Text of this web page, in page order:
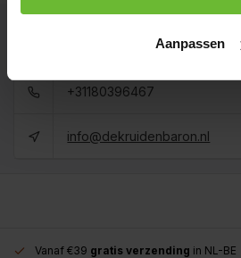
Aanpassen
Kunnen we je helpen?
+31180396467
info@dekruidenbaron.nl
Vanaf €39 gratis verzending in NL-BE